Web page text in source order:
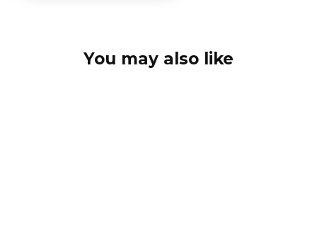
You may also like